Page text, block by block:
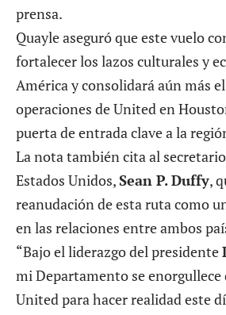
prensa.
Quayle aseguró que este vuelo
fortalecer los lazos culturales y
América y consolidará aún más
operaciones de United en
puerta de entrada clave a la
La nota también cita al
Estados Unidos,Sean P. Duffy,
reanudación de esta ruta como
en las relaciones entre ambos
“Bajo el liderazgo del presidente
mi Departamento se enorgullece
United para hacer realidad este